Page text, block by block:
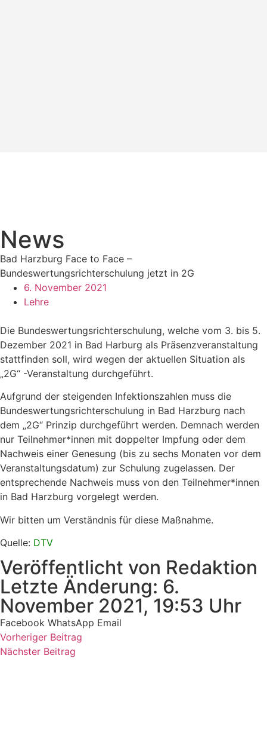
News
Bad Harzburg Face to Face –
Bundeswertungsrichterschulung jetzt in 2G
6. November 2021
Lehre
Die Bundeswertungsrichterschulung, welche vom 3. bis 5.
Dezember 2021 in Bad Harburg als Präsenzveranstaltung
stattfinden soll, wird wegen der aktuellen Situation als
„2G“ -Veranstaltung durchgeführt.
Aufgrund der steigenden Infektionszahlen muss die
Bundeswertungsrichterschulung in Bad Harzburg nach
dem „2G“ Prinzip durchgeführt werden. Demnach werden
nur Teilnehmer*innen mit doppelter Impfung oder dem
Nachweis einer Genesung (bis zu sechs Monaten vor dem
Veranstaltungsdatum) zur Schulung zugelassen. Der
entsprechende Nachweis muss von den Teilnehmer*innen
in Bad Harzburg vorgelegt werden.
Wir bitten um Verständnis für diese Maßnahme.
Quelle: DTV
Veröffentlicht von Redaktion
Letzte Änderung: 6.
November 2021, 19:53 Uhr
Facebook WhatsApp Email
Vorheriger Beitrag
Nächster Beitrag